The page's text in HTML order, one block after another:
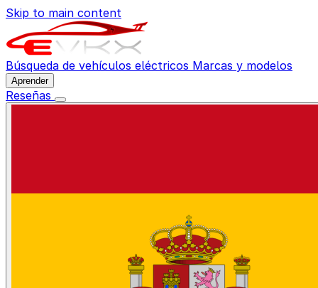
Skip to main content
Búsqueda de vehículos eléctricos Marcas y modelos
Aprender
Reseñas